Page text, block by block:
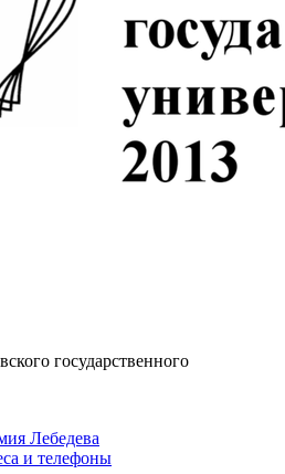
государственного
Лебедева
и телефоны